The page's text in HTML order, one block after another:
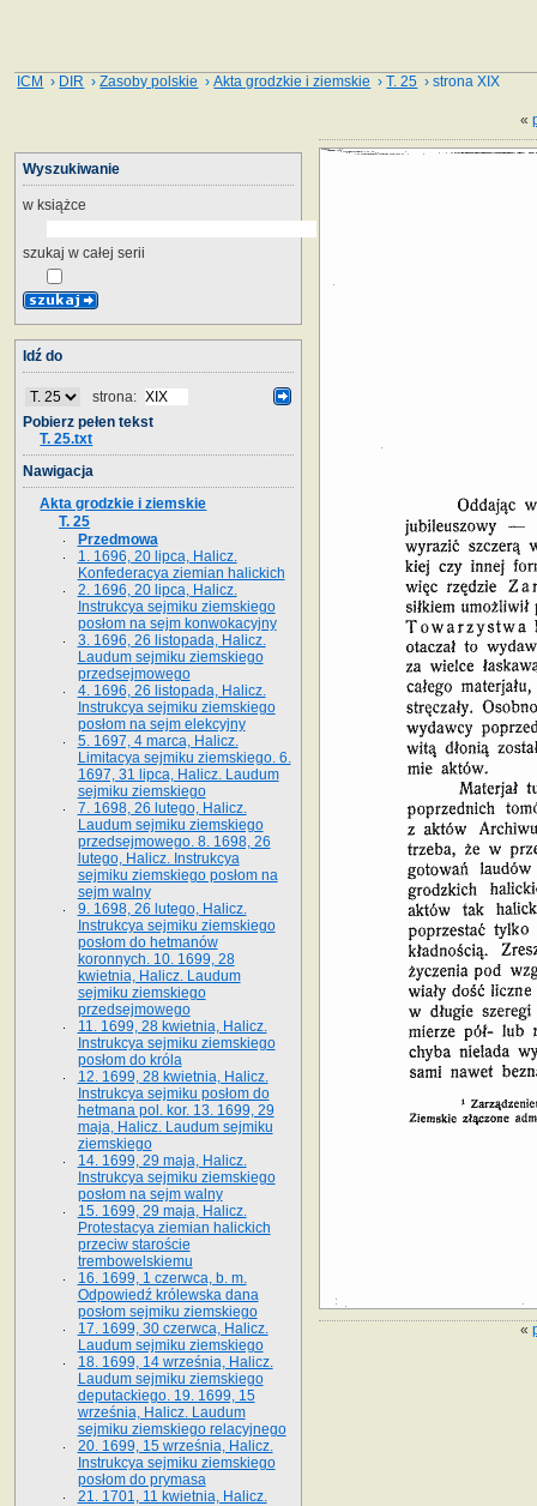
ICM › DIR ›Zasoby polskie ›Akta grodzkie i ziemskie ›T. 25 › strona XIX
«
«
Wyszukiwanie
w książce
szukaj w całej serii
Idź do
strona:
Pobierz pełen tekst
T. 25.txt
Nawigacja
Akta grodzkie i ziemskie
T. 25
Przedmowa
1. 1696, 20 lipca, Halicz.
Konfederacya ziemian halickich
2. 1696, 20 lipca, Halicz.
Instrukcya sejmiku ziemskiego
posłom na sejm konwokacyjny
3. 1696, 26 listopada, Halicz.
Laudum sejmiku ziemskiego
przedsejmowego
4. 1696, 26 listopada, Halicz.
Instrukcya sejmiku ziemskiego
posłom na sejm elekcyjny
5. 1697, 4 marca, Halicz.
Limitacya sejmiku ziemskiego. 6.
1697, 31 lipca, Halicz. Laudum
sejmiku ziemskiego
7. 1698, 26 lutego, Halicz.
Laudum sejmiku ziemskiego
przedsejmowego. 8. 1698, 26
lutego, Halicz. Instrukcya
sejmiku ziemskiego posłom na
sejm walny
9. 1698, 26 lutego, Halicz.
Instrukcya sejmiku ziemskiego
posłom do hetmanów
koronnych. 10. 1699, 28
kwietnia, Halicz. Laudum
sejmiku ziemskiego
przedsejmowego
11. 1699, 28 kwietnia, Halicz.
Instrukcya sejmiku ziemskiego
posłom do króla
12. 1699, 28 kwietnia, Halicz.
Instrukcya sejmiku posłom do
hetmana pol. kor. 13. 1699, 29
maja, Halicz. Laudum sejmiku
ziemskiego
14. 1699, 29 maja, Halicz.
Instrukcya sejmiku ziemskiego
posłom na sejm walny
15. 1699, 29 maja, Halicz.
Protestacya ziemian halickich
przeciw staroście
trembowelskiemu
16. 1699, 1 czerwca, b. m.
Odpowiedź królewska dana
posłom sejmiku ziemskiego
17. 1699, 30 czerwca, Halicz.
Laudum sejmiku ziemskiego
18. 1699, 14 września, Halicz.
Laudum sejmiku ziemskiego
deputackiego. 19. 1699, 15
września, Halicz. Laudum
sejmiku ziemskiego relacyjnego
20. 1699, 15 września, Halicz.
Instrukcya sejmiku ziemskiego
posłom do prymasa
21. 1701, 11 kwietnia, Halicz.